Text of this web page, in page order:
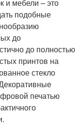
и мебели – это
подобные
до
до полностью
принтов на
стекло
печатью